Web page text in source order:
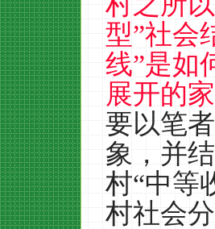
型”社会
线”是如
展开的
要以笔
象，并
村“中等
村社会